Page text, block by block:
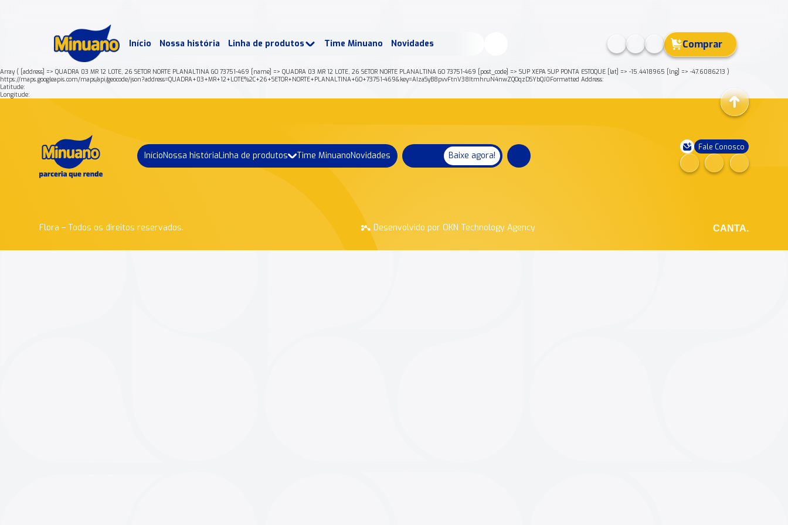
Início Nossa história Linha de produtos Time Minuano Novidades Comprar
Array ( [address] => QUADRA 03 MR 12 LOTE, 26 SETOR NORTE PLANALTINA GO 73751-469 [name] => QUADRA 03 MR 12 LOTE, 26 SETOR NORTE PLANALTINA GO 73751-469 [post_code] => SUP XEPA SUP PONTA ESTOQUE [lat] => -15.4418965 [lng] => -47.6086213 )
https://maps.googleapis.com/maps/api/geocode/json?address=QUADRA+03+MR+12+LOTE%2C+26+SETOR+NORTE+PLANALTINA+GO+73751-469&key=AIzaSyB8pvvFtnV38ItmhruN4nwZQOqzDSYbQJ0Formatted Address:
Latitude:
Longitude:
InícioNossa históriaLinha de produtos Time MinuanoNovidades Baixe agora!
Fale Conosco
Flora – Todos os direitos reservados. Desenvolvido por OKN Technology Agency CANTA.